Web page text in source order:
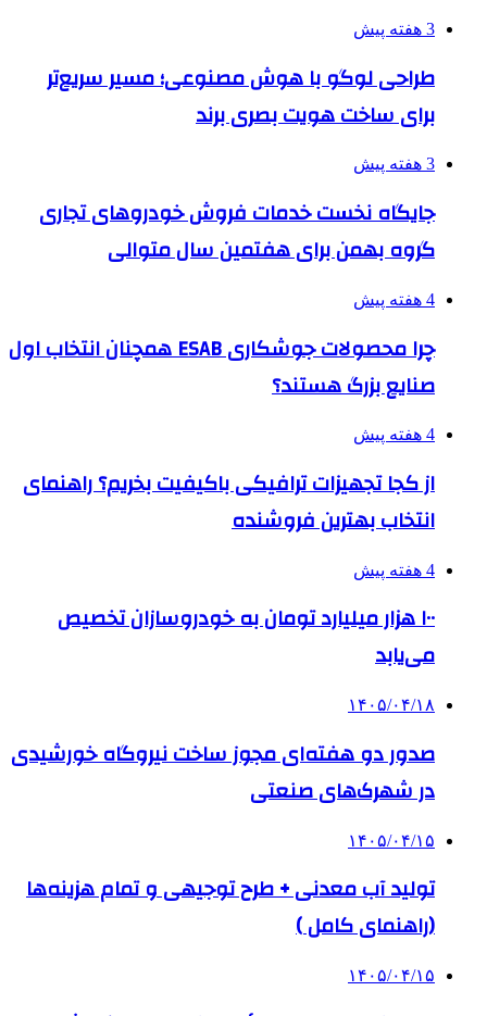
3 هفته پیش
طراحی لوگو با هوش مصنوعی؛ مسیر سریع‌تر
برای ساخت هویت بصری برند
3 هفته پیش
جایگاه نخست خدمات فروش خودروهای تجاری
گروه بهمن برای هفتمین سال متوالی
4 هفته پیش
چرا محصولات جوشکاری ESAB همچنان انتخاب اول
صنایع بزرگ هستند؟
4 هفته پیش
از کجا تجهیزات ترافیکی باکیفیت بخریم؟ راهنمای
انتخاب بهترین فروشنده
4 هفته پیش
۱۰۰ هزار میلیارد تومان به خودروسازان تخصیص
می‌یابد
۱۴۰۵/۰۴/۱۸
صدور دو هفته‌ای مجوز ساخت نیروگاه خورشیدی
در شهرک‌های صنعتی
۱۴۰۵/۰۴/۱۵
تولید آب معدنی + طرح توجیهی و تمام هزینه‌ها
(راهنمای کامل )
۱۴۰۵/۰۴/۱۵